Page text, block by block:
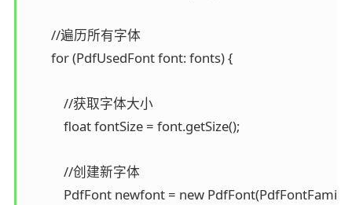
        //遍历所有字体
        for (PdfUsedFont font: fonts) {
            //获取字体大小
            float fontSize = font.getSize();
            //创建新字体
PdfFont newfont = new